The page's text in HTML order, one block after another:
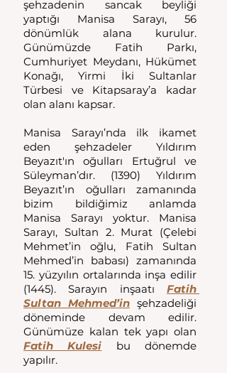
şehzadenin sancak beyliği
yaptığı Manisa Sarayı, 56
dönümlük alana kurulur.
Günümüzde Fatih Parkı,
Cumhuriyet Meydanı, Hükümet
Konağı, Yirmi İki Sultanlar
Türbesi ve Kitapsaray’a kadar
olan alanı kapsar.
Manisa Sarayı’nda ilk ikamet
eden şehzadeler Yıldırım
Beyazıt'ın oğulları Ertuğrul ve
Süleyman’dır. (1390) Yıldırım
Beyazıt’ın oğulları zamanında
bizim bildiğimiz anlamda
Manisa Sarayı yoktur. Manisa
Sarayı, Sultan 2. Murat (Çelebi
Mehmet’in oğlu, Fatih Sultan
Mehmed’in babası) zamanında
15. yüzyılın ortalarında inşa edilir
(1445). Sarayın inşaatı Fatih
Sultan Mehmed’in şehzadeliği
döneminde devam edilir.
Fatih Kulesi bu dönemde
yapılır.